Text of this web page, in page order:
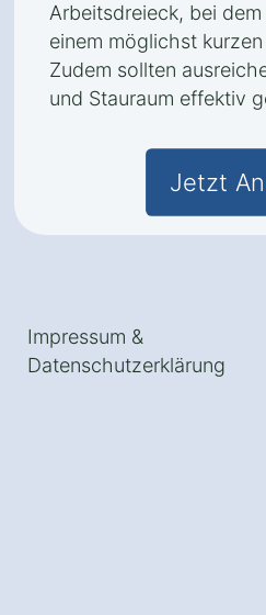
Arbeitsdreieck, bei
einem möglichst
Zudem sollten
und Stauraum effektiv
Jetzt
Impressum &
Datenschutzerklärung